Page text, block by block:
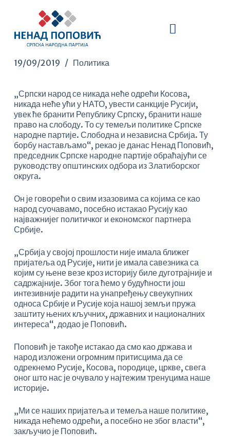
p
o
e
n
19/09/2019 Политика
„Српски народ се никада неће одрећи Косова,
никада неће ући у НАТО, увести санкције Русији,
увек ће бранити Републику Српску, бранити наше
право на слободу. То су темељи политике Српске
народне партије. Слободна и независна Србија. Ту
борбу настављамо“, рекао је данас Ненад Поповић,
председник Српске народне партије обраћајући се
руководству општинских одбора из Златиборског
округа.
Он је говорећи о свим изазовима са којима се као
народ суочавамо, посебно истакао Русију као
најважнијег политичког и економског партнера
Србије.
„Србија у својој прошлости није имала ближег
пријатеља од Русије, нити је имала савезника са
којим су њене везе кроз историју биле дуготрајније и
садржајније. Због тога ћемо у будућности још
интезивније радити на унапређењу свеукупних
односа Србије и Русије која нашој земљи пружа
заштиту њених кључних, државних и националних
интереса“, додао је Поповић.
Поповић је такође истакао да смо као држава и
народ изложени огромним притисцима да се
одрекнемо Русије, Косова, породице, цркве, свега
оног што нас је очувало у најтежим тренуцима наше
историје.
„Ми се наших пријатеља и темеља наше политике,
никада нећемо одрећи, а посебно не због власти“,
закључио је Поповић.